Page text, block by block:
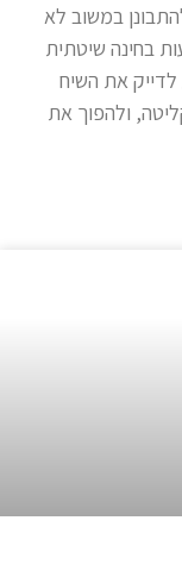
במשוב לא
שיטתית
את השיח
ולהפוך את